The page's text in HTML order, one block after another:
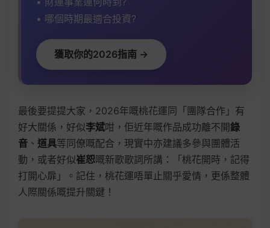
• 哪個時期最適合投資?
獲取你的2026指南 →
最後要提提大家，2026年嘅桃花運同「團隊合作」有
好大關係，好似李斌咁，佢近年嘅作品成功離不開錄
音 、 道具等同僚嘅配合，現實中亦建議多參與團體活
動，或者好似崔恕嘅新歌歌詞所講：「桃花開時，記得
打開心扉」。記住，桃花運唔單止關乎愛情，更係整體
人際關係嘅提升關鍵！